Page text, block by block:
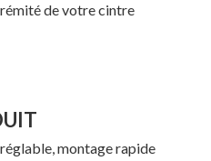
de votre cintre
montage rapide